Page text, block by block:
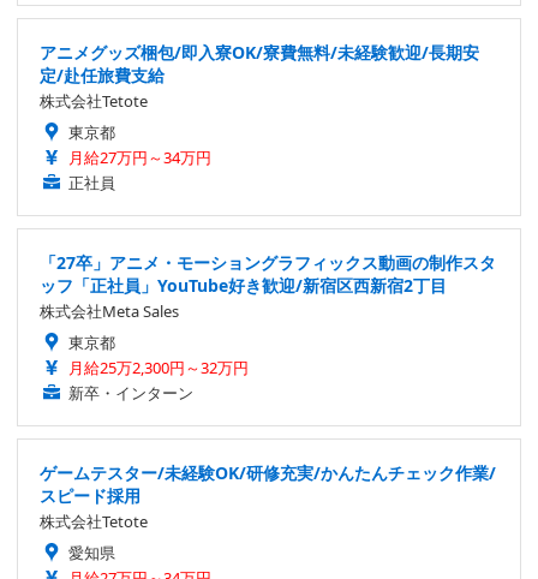
アニメグッズ梱包/即入寮OK/寮費無料/未経験歓迎/長期安
定/赴任旅費支給
株式会社Tetote
東京都
月給27万円～34万円
正社員
「27卒」アニメ・モーショングラフィックス動画の制作スタ
ッフ「正社員」YouTube好き歓迎/新宿区西新宿2丁目
株式会社Meta Sales
東京都
月給25万2,300円～32万円
新卒・インターン
ゲームテスター/未経験OK/研修充実/かんたんチェック作業/
スピード採用
株式会社Tetote
愛知県